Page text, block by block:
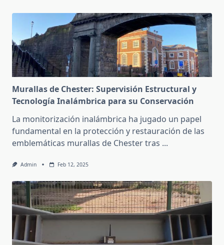
Murallas de Chester: Supervisión Estructural y
Tecnología Inalámbrica para su Conservación
La monitorización inalámbrica ha jugado un papel
fundamental en la protección y restauración de las
emblemáticas murallas de Chester tras ...
Admin Feb 12, 2025